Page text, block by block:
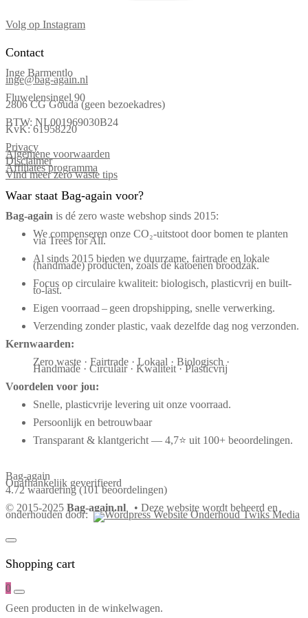
Volg op Instagram
Contact
Inge Barmentlo
inge@bag-again.nl
Fluwelensingel 90
2806 CG Gouda (geen bezoekadres)
BTW: NL001969030B24
KvK: 61958220
Privacy
Algemene voorwaarden
Disclaimer
Affiliates programma
Vind meer zero waste tips
Waar staat Bag-again voor?
Bag‑again is dé zero waste webshop sinds 2015:
We compenseren onze CO₂-uitstoot door bomen te planten
via Trees for All.
Al sinds 2015 bieden we duurzame, fairtrade en lokale
(handmade) producten, zoals de katoenen broodzak.
Focus op circulaire kwaliteit: biologisch, plasticvrij en built-
to-last.
Eigen voorraad – geen dropshipping, snelle verwerking.
Verzending zonder plastic, vaak dezelfde dag nog verzonden.
Kernwaarden:
Zero waste · Fairtrade · Lokaal · Biologisch ·
Handmade · Circulair · Kwaliteit · Plasticvrij
Voordelen voor jou:
Snelle, plasticvrije levering uit onze voorraad.
Persoonlijk en betrouwbaar
Transparant & klantgericht — 4,7⭐ uit 100+ beoordelingen.
Bag-again
Onafhankelijk geverifieerd
4.72 waardering (101 beoordelingen)
© 2015-2025 Bag-again.nl • Deze website wordt beheerd en
onderhouden door:
Shopping cart
0
Geen producten in de winkelwagen.